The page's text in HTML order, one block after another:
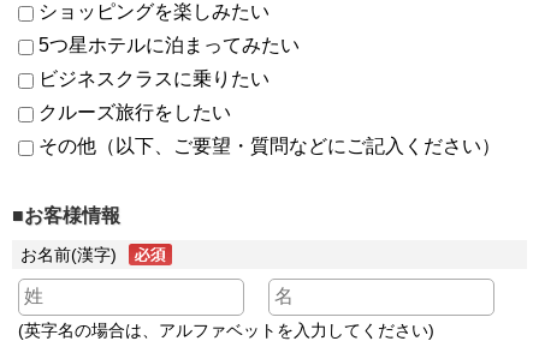
ショッピングを楽しみたい
5つ星ホテルに泊まってみたい
ビジネスクラスに乗りたい
クルーズ旅行をしたい
その他（以下、ご要望・質問などにご記入ください）
■お客様情報
お名前(漢字)
(英字名の場合は、アルファベットを入力してください)